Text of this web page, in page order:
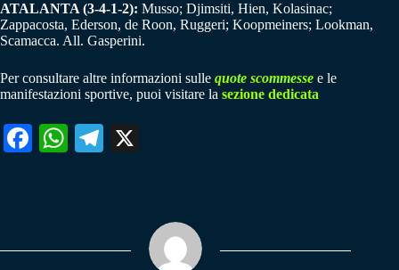
ATALANTA (3-4-1-2): Musso; Djimsiti, Hien, Kolasinac;
Zappacosta, Ederson, de Roon, Ruggeri; Koopmeiners; Lookman,
Scamacca. All. Gasperini.
Per consultare altre informazioni sulle quote scommesse e le
manifestazioni sportive, puoi visitare la sezione dedicata
Fa W
pp
Te
m